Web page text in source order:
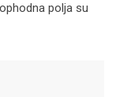
polja su